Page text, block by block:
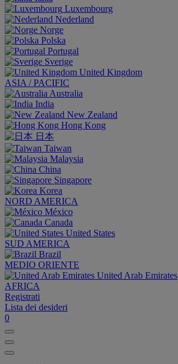
Luxembourg
Nederland
Norge
Polska
Portugal
Sverige
United Kingdom
ASIA / PACIFIC
Australia
India
New Zealand
Hong Kong
日本
Taiwan
Malaysia
China
Singapore
Korea
NORD AMERICA
México
Canada
United States
SUD AMERICA
Brazil
MEDIO ORIENTE
United Arab Emirates
AFRICA
Registrati
Lista dei desideri
0